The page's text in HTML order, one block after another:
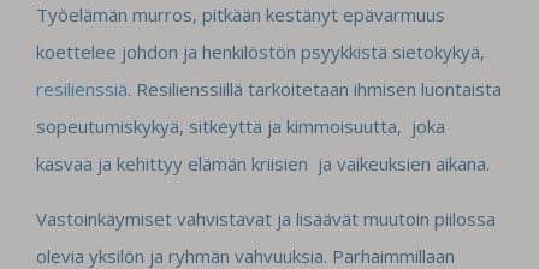
Työelämän murros, pitkään kestänyt epävarmuus
koettelee johdon ja henkilöstön psyykkistä sietokykyä,
resilienssiä. Resilienssiillä tarkoitetaan ihmisen luontaista
sopeutumiskykyä, sitkeyttä ja kimmoisuutta, joka
kasvaa ja kehittyy elämän kriisien ja vaikeuksien aikana.
Vastoinkäymiset vahvistavat ja lisäävät muutoin piilossa
olevia yksilön ja ryhmän vahvuuksia. Parhaimmillaan